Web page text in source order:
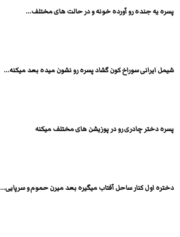
پسره یه جنده رو آورده خونه و در حالت های مختلف...
شیمل ایرانی سوراخ کون گشاد پسره رو نشون میده بعد میکنه...
پسره دختر چادری رو در پوزیشن های مختلف میکنه
دختره اول کنار ساحل آفتاب میگیره بعد میرن حموم و سرپایی...